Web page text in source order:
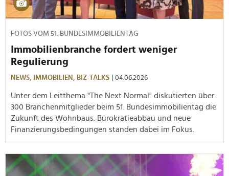
FOTOS VOM 51. BUNDESIMMOBILIENTAG
Immobilienbranche fordert weniger
Regulierung
NEWS, IMMOBILIEN, BIZ-TALKS | 04.06.2026
Unter dem Leitthema "The Next Normal" diskutierten über
300 Branchenmitglieder beim 51. Bundesimmobilientag die
Zukunft des Wohnbaus. Bürokratieabbau und neue
Finanzierungsbedingungen standen dabei im Fokus.